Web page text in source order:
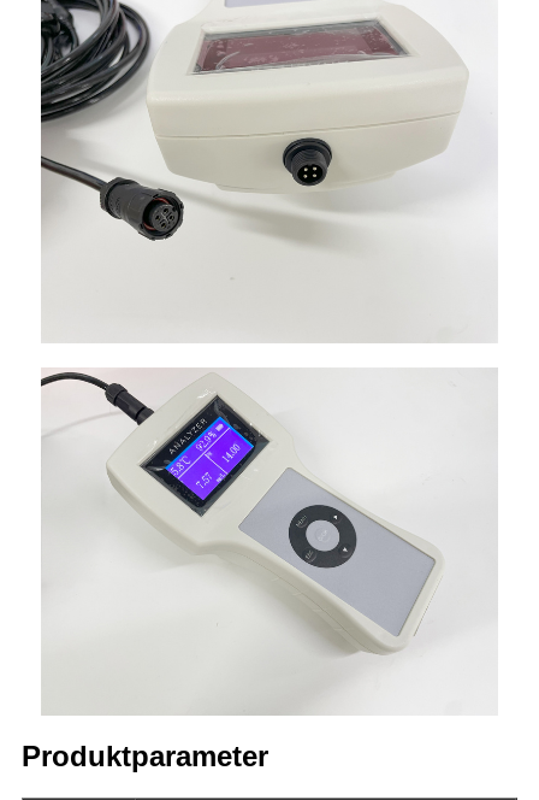
Produktparameter